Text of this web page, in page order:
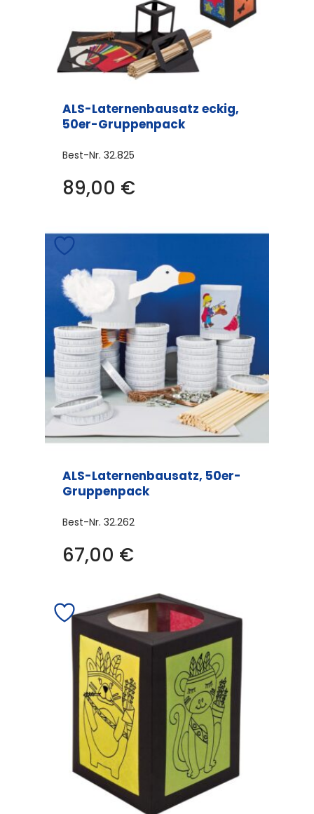
der
Produktseite
gewählt
werden
ALS-Laternenbausatz eckig,
50er-Gruppenpack
Best-Nr. 32.825
89,00 €
ALS-Laternenbausatz, 50er-
Gruppenpack
Best-Nr. 32.262
67,00 €